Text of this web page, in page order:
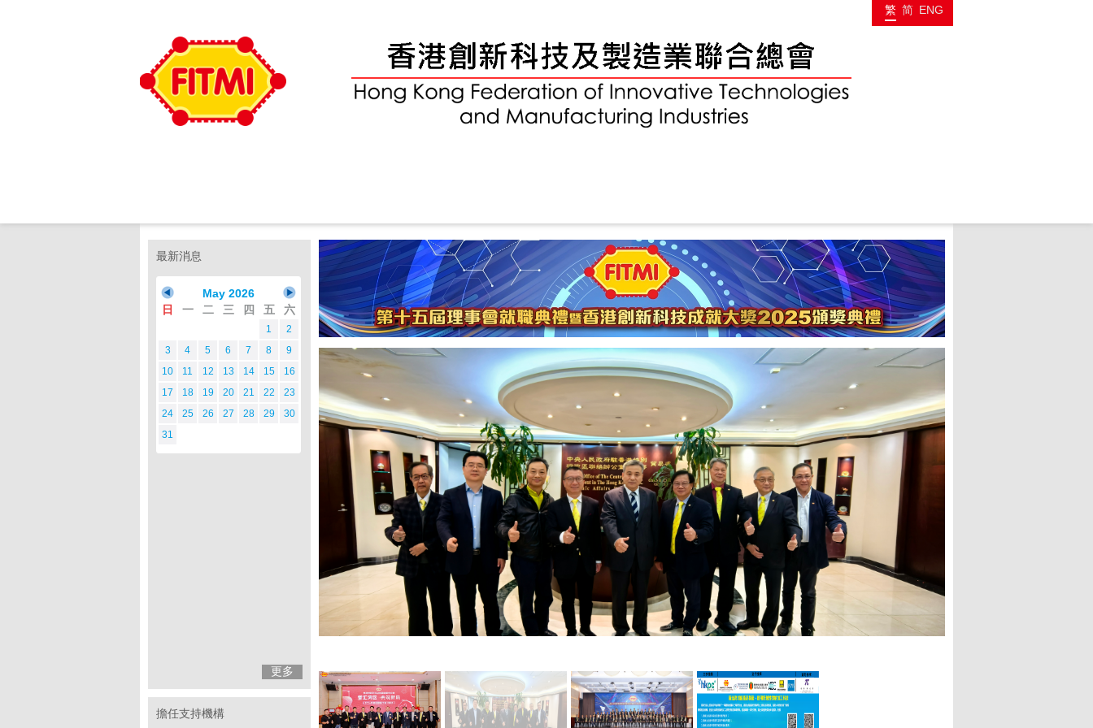
繁 简 ENG
最新消息
May 2026
日
一 二 三 四 五 六
1
2
3
4 5 6 7 8
9
10
11 12 13 14 15
16
17
18 19 20 21 22
23
24
25 26 27 28 29
30
31
更多
擔任支持機構